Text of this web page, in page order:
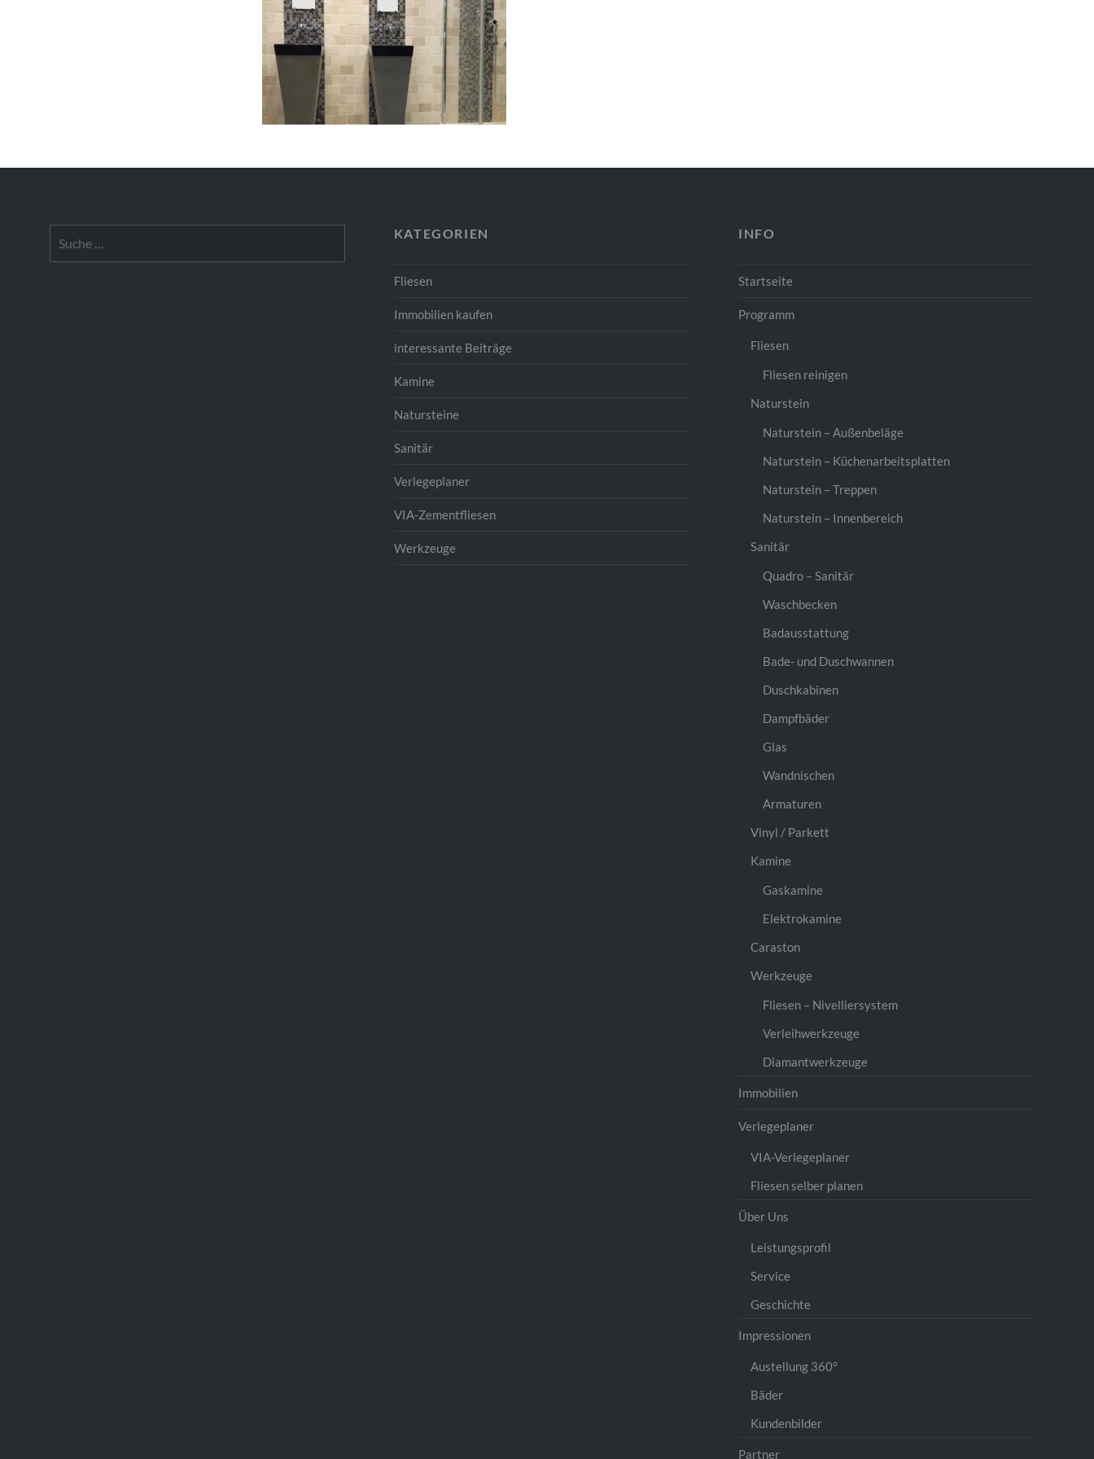
nach:
KATEGORIEN
Fliesen
Immobilien kaufen
interessante Beiträge
Kamine
Natursteine
Sanitär
Verlegeplaner
VIA-Zementfliesen
Werkzeuge
INFO
Startseite
Programm
Fliesen
Fliesen reinigen
Naturstein
Naturstein – Außenbeläge
Naturstein – Küchenarbeitsplatten
Naturstein – Treppen
Naturstein – Innenbereich
Sanitär
Quadro – Sanitär
Waschbecken
Badausstattung
Bade- und Duschwannen
Duschkabinen
Dampfbäder
Glas
Wandnischen
Armaturen
Vinyl / Parkett
Kamine
Gaskamine
Elektrokamine
Caraston
Werkzeuge
Fliesen – Nivelliersystem
Verleihwerkzeuge
Diamantwerkzeuge
Immobilien
Verlegeplaner
VIA-Verlegeplaner
Fliesen selber planen
Über Uns
Leistungsprofil
Service
Geschichte
Impressionen
Austellung 360°
Bäder
Kundenbilder
Partner